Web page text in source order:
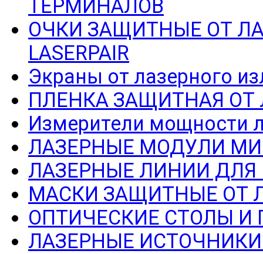
ТЕРМИНАЛОВ
ОЧКИ ЗАЩИТНЫЕ ОТ
LASERPAIR
Экраны от лазерного
ПЛЕНКА ЗАЩИТНАЯ ОТ
Измерители мощности
ЛАЗЕРНЫЕ МОДУЛИ
ЛАЗЕРНЫЕ ЛИНИИ
МАСКИ ЗАЩИТНЫЕ ОТ
ОПТИЧЕСКИЕ СТОЛЫ И
ЛАЗЕРНЫЕ ИСТОЧНИКИ